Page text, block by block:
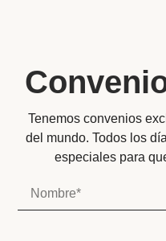
Tenemos convenios
del mundo. Todos los
especiales para